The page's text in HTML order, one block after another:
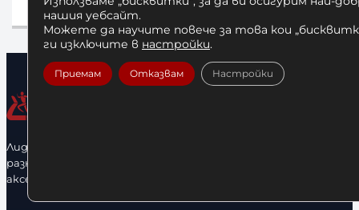
Добавяне в количката
Лидерфитнес е водещ вносител и представител на голямо
разнообразие от бойна екипировка, фитнес уреди и
аксесоари.
нашия уебсайт.
Можете да научите повече за това кои
ги изключите в настройки.
Приемам Отказвам Настройки